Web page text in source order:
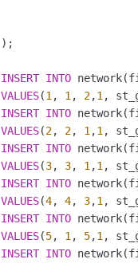
);
INSERT INTO
VALUES(1 , 1 , 2,1 ,
INSERT INTO
VALUES(2, 2, 1 ,1 ,
INSERT INTO
VALUES(3, 3, 1 ,1 ,
INSERT INTO
VALUES(4, 4, 3,1 ,
INSERT INTO
VALUES(5, 1 , 5,1 ,
INSERT INTO